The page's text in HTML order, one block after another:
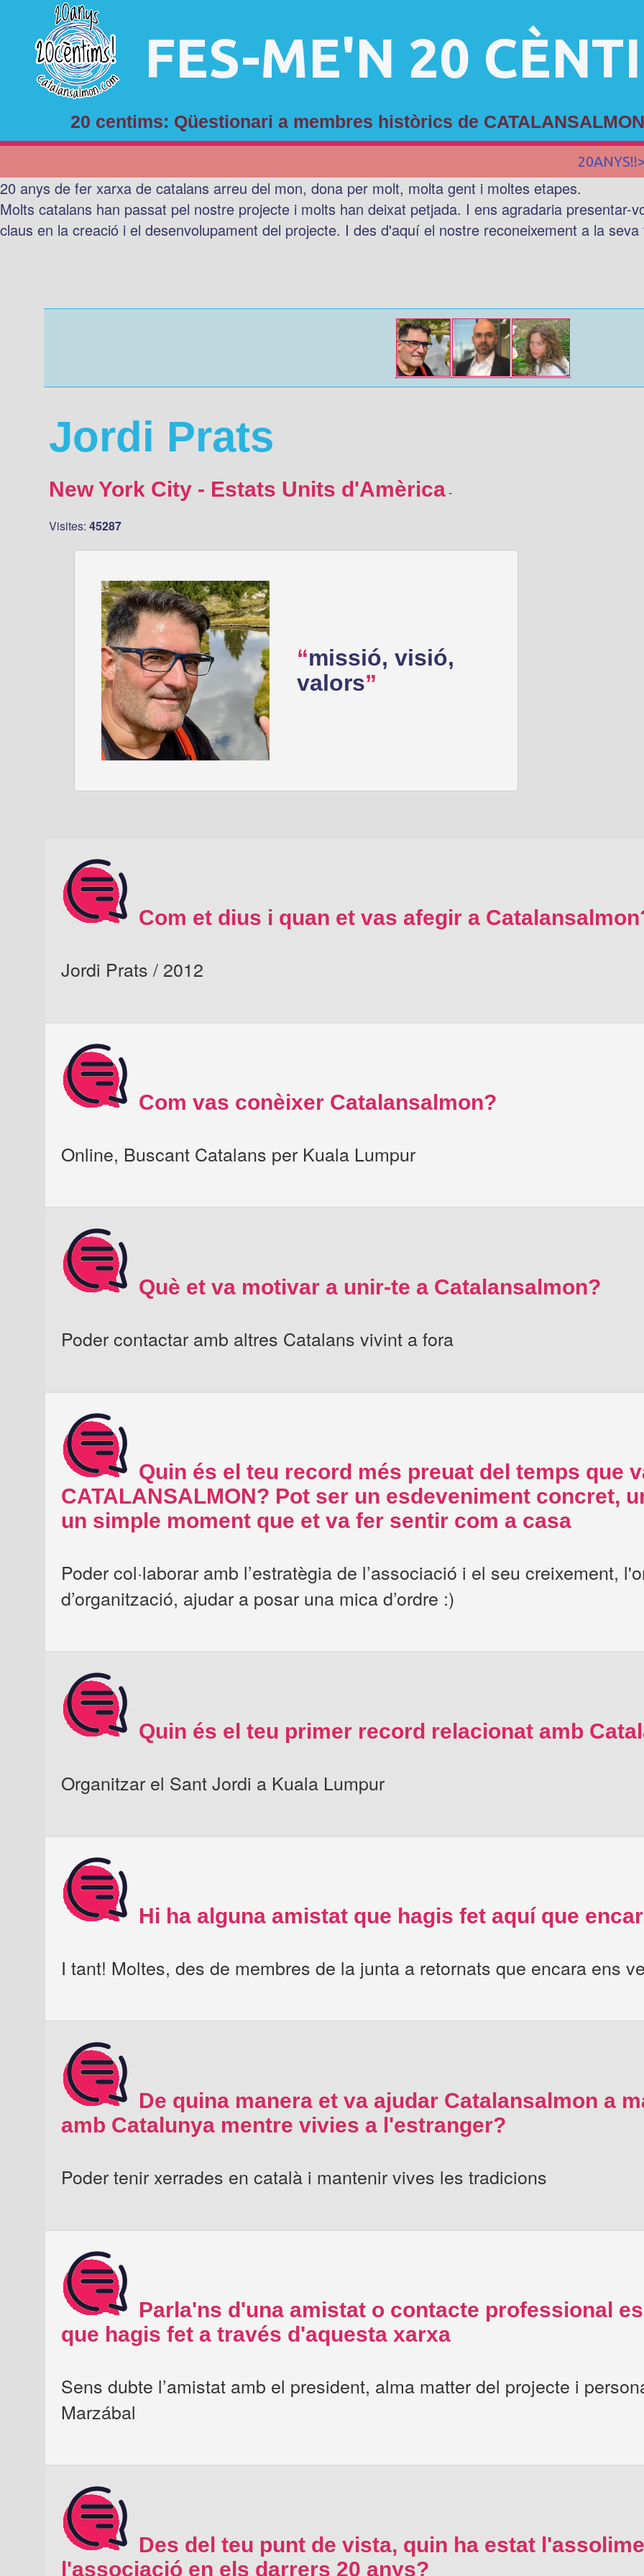
FES-ME'N 20
20 centims: Qüestionari a membres històrics de
20 anys de fer xarxa de catalans arreu del mon, dona per molt, molta gent i moltes etapes.
Molts catalans han passat pel nostre projecte i molts han deixat petjada. I ens agradaria presentar-
claus en la creació i el desenvolupament del projecte. I des d'aquí el nostre reconeixement a la
Jordi Prats
New York City - Estats Units d'Amèrica-
Visites: 45287
missió, visió,
valors
Com et dius i quan et vas afegir a
Jordi Prats / 2012
Com vas conèixer Catalansalmon?
Online, Buscant Catalans per Kuala Lumpur
Què et va motivar a unir-te a Catalansalmon?
Poder contactar amb altres Catalans vivint a fora
Quin és el teu record més preuat del temps que
CATALANSALMON? Pot ser un esdeveniment concret,
un simple moment que et va fer sentir com a casa
Poder col·laborar amb l’estratègia de l’associació i el seu creixement,
d’organització, ajudar a posar una mica d’ordre :)
Quin és el teu primer record relacionat amb
Organitzar el Sant Jordi a Kuala Lumpur
Hi ha alguna amistat que hagis fet aquí que
I tant! Moltes, des de membres de la junta a retornats que encara ens
De quina manera et va ajudar Catalansalmon a
amb Catalunya mentre vivies a l'estranger?
Poder tenir xerrades en català i mantenir vives les tradicions
Parla'ns d'una amistat o contacte professional
que hagis fet a través d'aquesta xarxa
Sens dubte l’amistat amb el president, alma matter del projecte i
Marzábal
Des del teu punt de vista, quin ha estat
l'associació en els darrers 20 anys?